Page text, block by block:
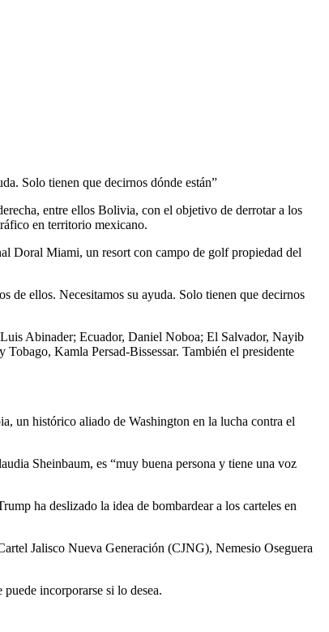
Solo tienen que decirnos dónde están”
entre ellos Bolivia, con el objetivo de derrotar a los
en territorio mexicano.
Doral Miami, un resort con campo de golf propiedad del
de ellos. Necesitamos su ayuda. Solo tienen que decirnos
Abinader; Ecuador, Daniel Noboa; El Salvador, Nayib
Kamla Persad-Bissessar. También el presidente
un histórico aliado de Washington en la lucha contra el
Sheinbaum, es “muy buena persona y tiene una voz
ha deslizado la idea de bombardear a los carteles en
Jalisco Nueva Generación (CJNG), Nemesio Oseguera
incorporarse si lo desea.